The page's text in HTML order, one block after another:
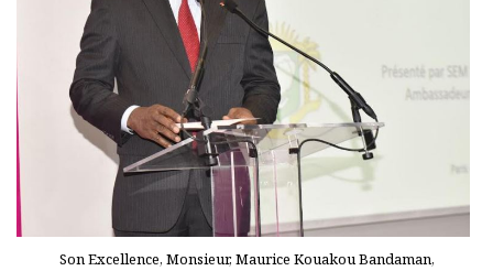
Son Excellence, Monsieur, Maurice Kouakou Bandaman,